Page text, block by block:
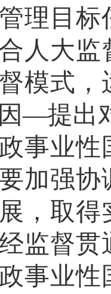
理目
人大监
模式，
—提出
事业性
加强协
，取
监督
事业